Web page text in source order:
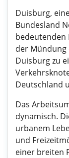
Duisburg,
Bundesland
bedeutenden
der Mündung
Duisburg zu
Deutschland
Das
dynamisch.
urbanem
und
einer breiten